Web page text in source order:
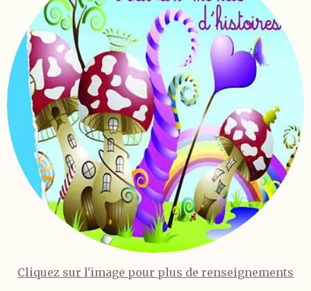
Cliquez sur l'image pour plus de renseignements